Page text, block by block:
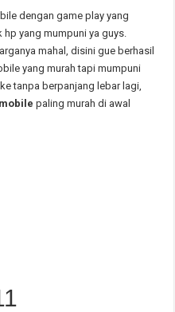
dengan game play yang
hp yang mumpuni ya guys.
mahal, disini gue berhasil
yang murah tapi mumpuni
tanpa berpanjang lebar lagi,
paling murah di awal